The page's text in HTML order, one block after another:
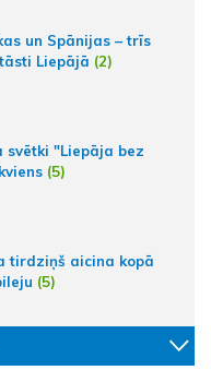
un Spānijas – trīs
Liepājā (2)
svētki "Liepāja bez
(5)
tirdziņš aicina kopā
(5)